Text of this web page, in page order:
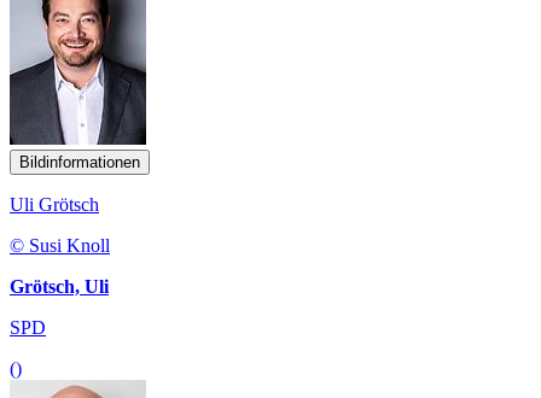
Bildinformationen
Uli Grötsch
© Susi Knoll
Grötsch, Uli
SPD
()